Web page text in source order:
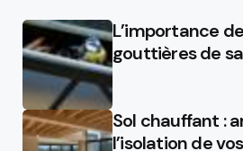
L’importance
gouttières de
Sol chauffant :
l’isolation de